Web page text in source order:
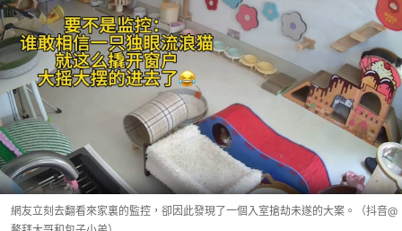
網友立刻去翻看來家裏的監控，卻因此發現了一個入室搶劫未遂的大案。（抖音@